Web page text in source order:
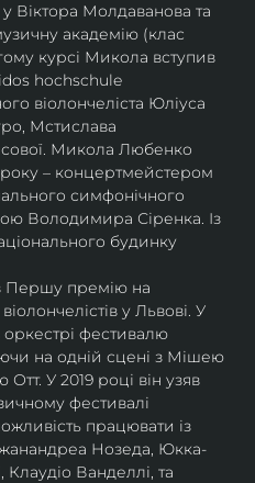
Віктора Молдаванова та
академію (клас
курсі Микола вступив
hochschule
віолончеліста Юліуса
Мстислава
Микола Любенко
– концертмейстером
симфонічного
Володимира Сіренка. Із
будинку
Першу премію на
у Львові. У
оркестрі фестивалю
на одній сцені з Мішею
У 2019 році він узяв
фестивалі
працювати із
Нозеда, Юкка-
Ванделлі, та